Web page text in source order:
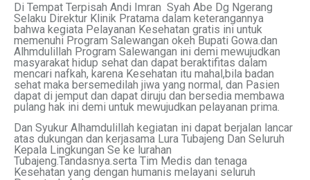
Di Tempat Terpisah Andi Imran Syah Abe Dg Ngerang
Selaku Direktur Klinik Pratama dalam keterangannya
bahwa kegiata Pelayanan Kesehatan gratis ini untuk
memenuhi Program Salewangan okeh Bupati Gowa.dan
Alhmdulillah Program Salewangan ini demi mewujudkan
masyarakat hidup sehat dan dapat beraktifitas dalam
mencari nafkah, karena Kesehatan itu mahal,bila badan
sehat maka bersemedilah jiwa yang normal, dan Pasien
dapat di jemput dan dapat diruju dan bersedia membawa
pulang hak ini demi untuk mewujudkan pelayanan prima.
Dan Syukur Alhamdulillah kegiatan ini dapat berjalan lancar
atas dukungan dan kerjasama Lura Tubajeng Dan Seluruh
Kepala Lingkungan Se ke lurahan
Tubajeng.Tandasnya.serta Tim Medis dan tenaga
Kesehatan yang dengan humanis melayani seluruh